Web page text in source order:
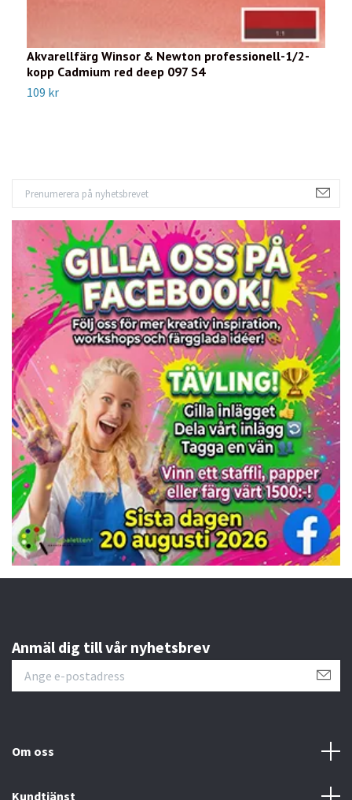
Akvarellfärg Winsor & Newton professionell-1/2-
kopp Cadmium red deep 097 S4
109 kr
Anmäl dig till vår nyhetsbrev
Om oss
Kundtjänst